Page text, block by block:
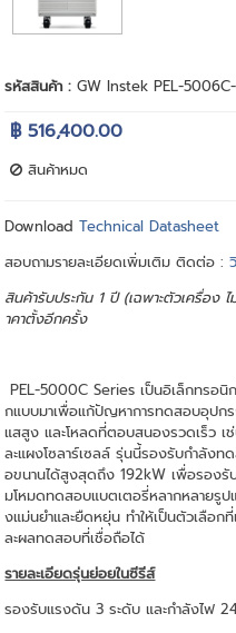
รหัสสินค้า :GW Instek PEL-
฿ 516,400.00
สินค้าหมด
DownloadTechnical Datasheet
สอบถามรายละเอียดเพิ่มเติม ติดต่อ :
สินค้ารับประกัน 1 ปี (เฉพาะตัวเครื่อง
าคาตั้งอีกครั้ง
PEL-5000C Series เป็นอิเล็กทร
กแบบมาเพื่อแก้ปัญหาการทดสอบอุป
แสสูง และโหลดที่ตอบสนองรวดเร็ว
ละแผงโซลาร์เซลล์ รุ่นนี้รองรับกำลัง
อขนานได้สูงสุดถึง 192kW เพื่อรอง
มโหมดทดสอบแบตเตอรี่หลากหลายรูป
งแม่นยำและยืดหยุ่น ทำให้เป็นตัวเลือก
ละผลทดสอบที่เชื่อถือได้
รายละเอียดรุ่นย่อยในซีรีส์
รองรับแรงดัน 3 ระดับ และกำลังไฟ